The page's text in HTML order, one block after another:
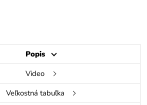
Popis
Video
Veľkostná tabuľka